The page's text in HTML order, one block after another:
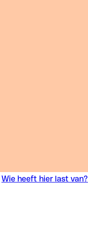
Wie heeft hier last van?